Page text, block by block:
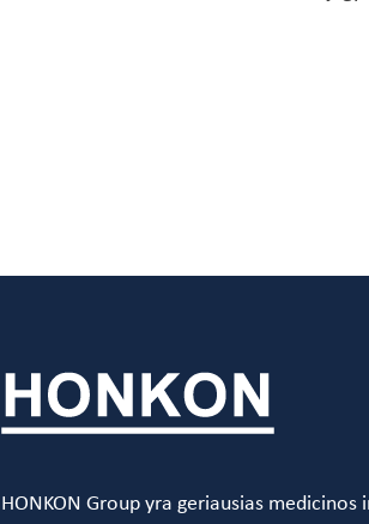
HONKON Group yra geriausias medicinos